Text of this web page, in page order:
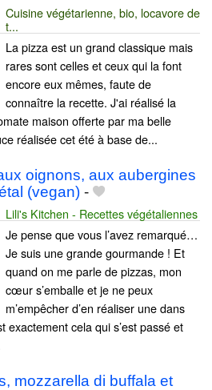
Cuisine végétarienne, bio, locavore de
t...
La pizza est un grand classique mais
rares sont celles et ceux qui la font
encore eux mêmes, faute de
connaître la recette. J'ai réalisé la
maison offerte par ma belle
réalisée cet été à base de...
oignons, aux aubergines
(vegan) -
Lili's Kitchen - Recettes végétaliennes
Je pense que vous l’avez remarqué…
Je suis une grande gourmande ! Et
quand on me parle de pizzas, mon
cœur s’emballe et je ne peux
m’empêcher d’en réaliser une dans
exactement cela qui s’est passé et
mozzarella di buffala et